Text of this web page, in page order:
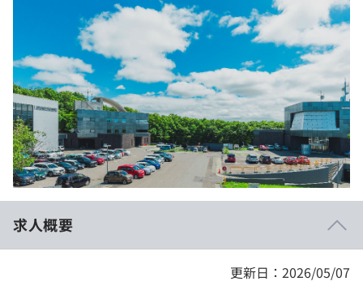
イベント・セミナー
インタビュー
就活成功ガイド
リファレンス
プラン
個人向けプラン
法人向けプラン
契約内容・クーポン
再チャレンジ結果一覧
note
求人概要
更新日：2026/05/07